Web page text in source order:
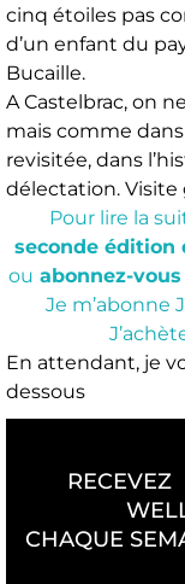
cinq étoiles pas
d’un enfant du
Bucaille.
A Castelbrac, on
mais comme
revisitée, dans
délectation. Visite
Pour lire la
seconde édition
ou abonnez-
Je m’abonne
En attendant, je
dessous
RECEVEZ
CHAQUE